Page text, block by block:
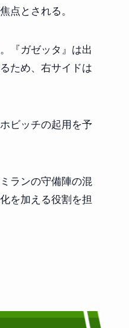
点とされる。
『ガゼッタ』は出
ため、右サイドは
ビッチの起用を予
ランの守備陣の混
を加える役割を担